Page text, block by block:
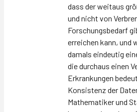
dass der weitaus
und nicht von
Forschungsbedarf
erreichen kann, und
damals eindeutig
die durchaus einen
Erkrankungen
Konsistenz der
Mathematiker und